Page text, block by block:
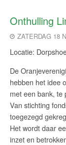
Onthulling
ZATERDAG 18
Locatie:
De
hebben het idee
met een bank, te
Van stichting
toegezegd
Het wordt daar
inzet en